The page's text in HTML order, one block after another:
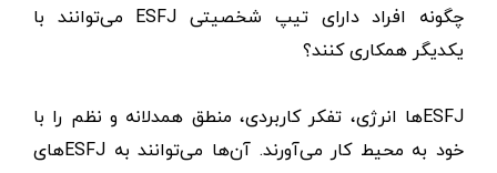
چگونه افراد دارای تیپ شخصیتی ESFJ می‌توانند با
یکدیگر همکاری کنند؟
ESFJها انرژی، تفکر کاربردی، منطق همدلانه و نظم را با
خود به محیط کار می‌آورند. آن‌ها می‌توانند به ESFJهای